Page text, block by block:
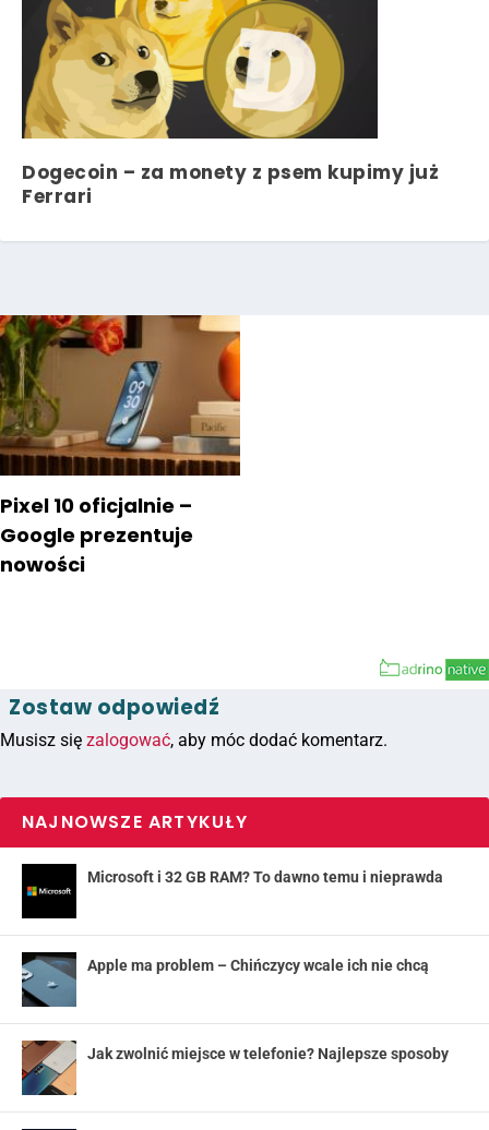
Dogecoin – za monety z psem kupimy już
Ferrari
Pixel 10 oficjalnie –
Google prezentuje
nowości
Zostaw odpowiedź
Musisz się zalogować, aby móc dodać komentarz.
NAJNOWSZE ARTYKUŁY
Microsoft i 32 GB RAM? To dawno temu i nieprawda
Apple ma problem – Chińczycy wcale ich nie chcą
Jak zwolnić miejsce w telefonie? Najlepsze sposoby